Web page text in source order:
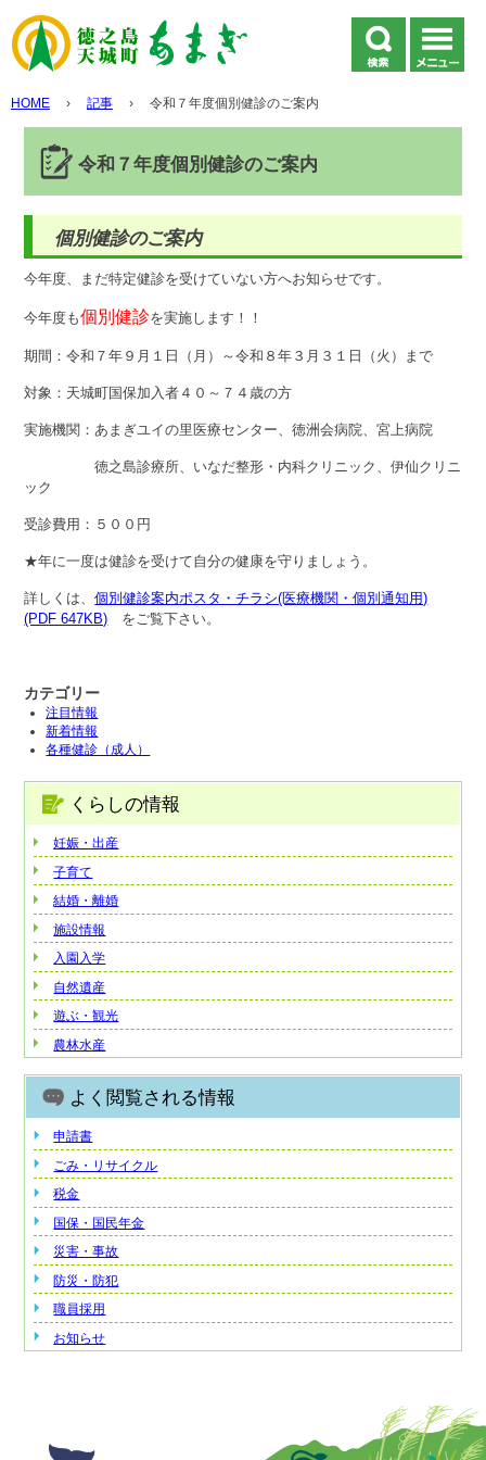
HOME › 記事 › 令和７年度個別健診のご案内
令和７年度個別健診のご案内
個別健診のご案内
今年度、まだ特定健診を受けていない方へお知らせです。
今年度も個別健診を実施します！！
期間：令和７年９月１日（月）～令和８年３月３１日（火）まで
対象：天城町国保加入者４０～７４歳の方
実施機関：あまぎユイの里医療センター、徳洲会病院、宮上病院
徳之島診療所、いなだ整形・内科クリニック、伊仙クリニ
ック
受診費用：５００円
★年に一度は健診を受けて自分の健康を守りましょう。
詳しくは、個別健診案内ポスタ・チラシ(医療機関・個別通知用)
(PDF 647KB) をご覧下さい。
カテゴリー
注目情報
新着情報
各種健診（成人）
くらしの情報
妊娠・出産
子育て
結婚・離婚
施設情報
入園入学
自然遺産
遊ぶ・観光
農林水産
よく閲覧される情報
申請書
ごみ・リサイクル
税金
国保・国民年金
災害・事故
防災・防犯
職員採用
お知らせ